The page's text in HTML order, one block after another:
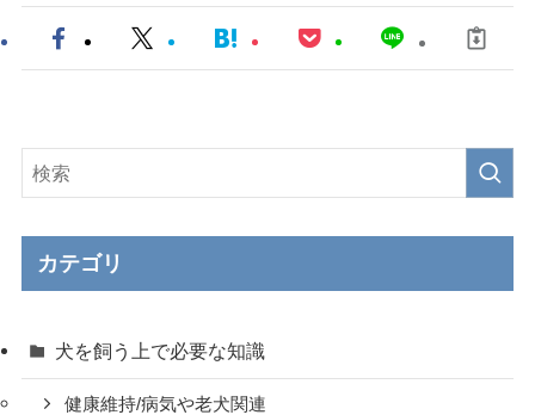
カテゴリ
犬を飼う上で必要な知識
健康維持/病気や老犬関連